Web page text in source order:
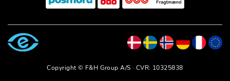
Copyright © F&H Group A/S · CVR: 10325838